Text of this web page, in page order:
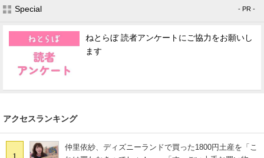
Special - PR -
ねとらぼ 読者アンケートにご協力をお願いし
ます
アクセスランキング
仲里依紗、ディズニーランドで買った1800円土産を「こ